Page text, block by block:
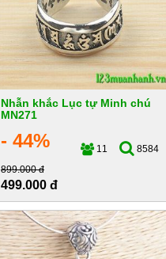
Nhẫn khắc Lục tự Minh chú
MN271
- 44% 11
8584
899.000 đ
499.000 đ